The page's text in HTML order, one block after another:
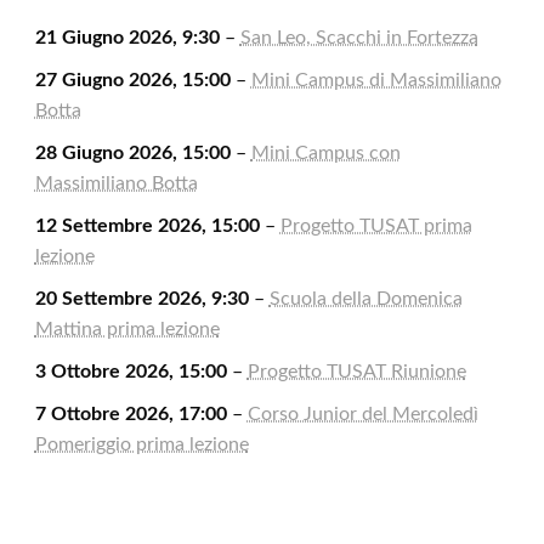
21 Giugno 2026, 9:30– San Leo, Scacchi in Fortezza
27 Giugno 2026, 15:00– Mini Campus di Massimiliano
Botta
28 Giugno 2026, 15:00– Mini Campus con
Massimiliano Botta
12 Settembre 2026, 15:00– Progetto TUSAT prima
lezione
20 Settembre 2026, 9:30– Scuola della Domenica
Mattina prima lezione
3 Ottobre 2026, 15:00– Progetto TUSAT Riunione
7 Ottobre 2026, 17:00– Corso Junior del Mercoledì
Pomeriggio prima lezione